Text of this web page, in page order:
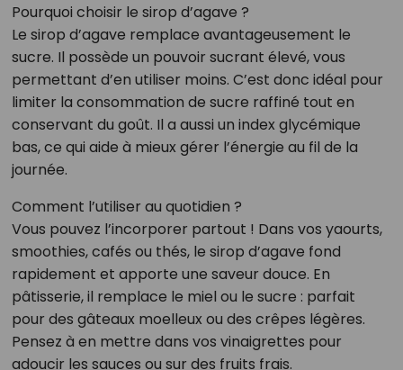
Pourquoi choisir le sirop d’agave ?
Le sirop d’agave remplace avantageusement le
sucre. Il possède un pouvoir sucrant élevé, vous
permettant d’en utiliser moins. C’est donc idéal pour
limiter la consommation de sucre raffiné tout en
conservant du goût. Il a aussi un index glycémique
bas, ce qui aide à mieux gérer l’énergie au fil de la
journée.
Comment l’utiliser au quotidien ?
Vous pouvez l’incorporer partout ! Dans vos yaourts,
smoothies, cafés ou thés, le sirop d’agave fond
rapidement et apporte une saveur douce. En
pâtisserie, il remplace le miel ou le sucre : parfait
pour des gâteaux moelleux ou des crêpes légères.
Pensez à en mettre dans vos vinaigrettes pour
adoucir les sauces ou sur des fruits frais.